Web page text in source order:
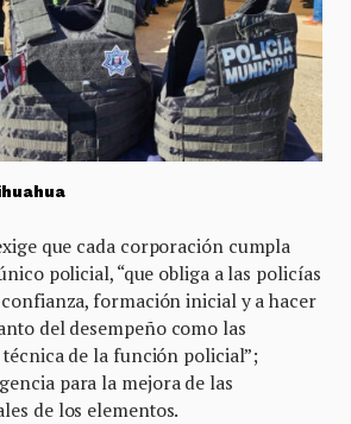
que cada corporación cumpla
policial, “que obliga a las policías
formación inicial y a hacer
del desempeño como las
técnica de la función policial”;
para la mejora de las
de los elementos.